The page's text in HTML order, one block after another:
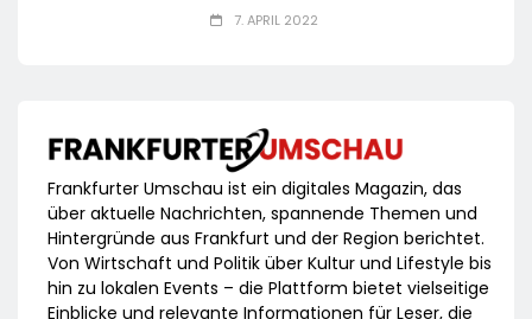
7. APRIL 2022
Frankfurter Umschau ist ein digitales Magazin, das
über aktuelle Nachrichten, spannende Themen und
Hintergründe aus Frankfurt und der Region berichtet.
Von Wirtschaft und Politik über Kultur und Lifestyle bis
hin zu lokalen Events – die Plattform bietet vielseitige
Einblicke und relevante Informationen für Leser, die